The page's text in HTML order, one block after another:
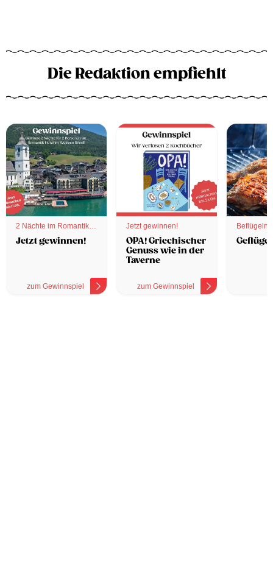
Die Redaktion empfiehlt
2 Nächte im Romantik
Hotel
Jetzt gewinnen!
zum Gewinnspiel
Jetzt gewinnen!
OPA! Griechischer
Genuss wie in der
Taverne
zum Gewinnspiel